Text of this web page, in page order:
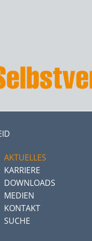
AKTUELLES
KARRIERE
DOWNLOADS
MEDIEN
KONTAKT
SUCHE